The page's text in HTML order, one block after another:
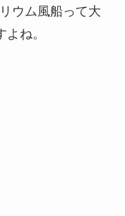
ウム風船って大
よね。